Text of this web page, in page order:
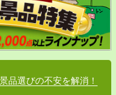
景品選びの不安を解消！